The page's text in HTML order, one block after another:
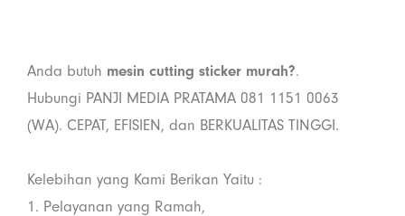
Anda butuh mesin cutting sticker murah?.
Hubungi PANJI MEDIA PRATAMA 081 1151 0063
(WA). CEPAT, EFISIEN, dan BERKUALITAS TINGGI.
Kelebihan yang Kami Berikan Yaitu :
1. Pelayanan yang Ramah,